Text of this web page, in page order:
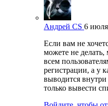
Андрей CS 6
Если вам не
можете не делать,
всем
регистрации, а у
выводится
только вывести